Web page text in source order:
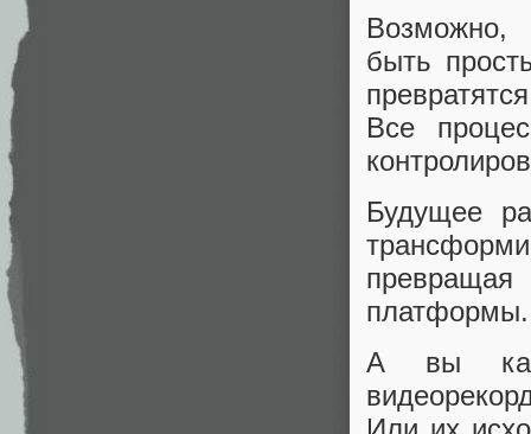
Возможно,
быть
Все
Будущее
платформы.
А вы как